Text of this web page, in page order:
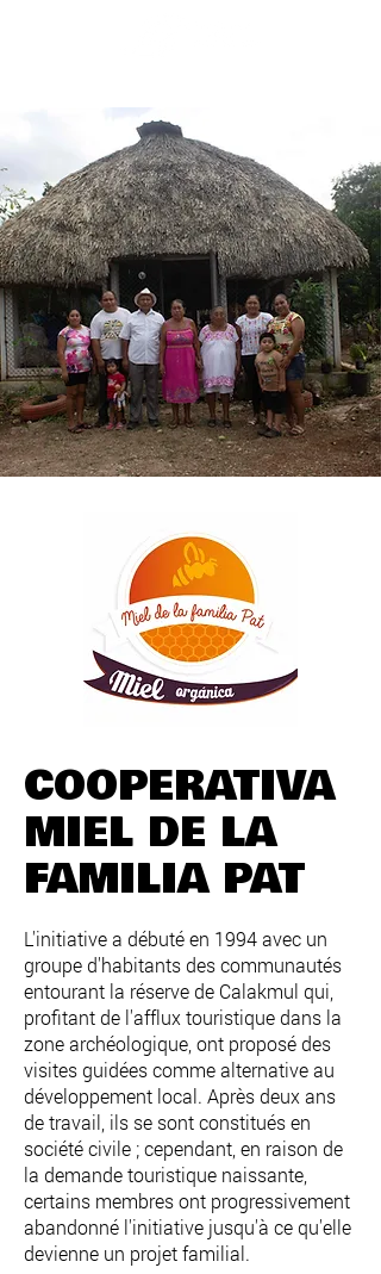
COOPERATIVA
MIEL DE LA
FAMILIA PAT
L'initiative a débuté en 1994 avec un
groupe d'habitants des communautés
entourant la réserve de Calakmul qui,
profitant de l'afflux touristique dans la
zone archéologique, ont proposé des
visites guidées comme alternative au
développement local. Après deux ans
de travail, ils se sont constitués en
société civile ; cependant, en raison de
la demande touristique naissante,
certains membres ont progressivement
abandonné l'initiative jusqu'à ce qu'elle
devienne un projet familial.